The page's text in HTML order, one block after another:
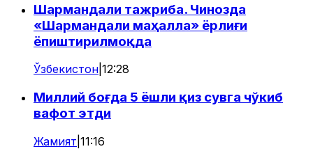
Шармандали тажриба. Чинозда
«Шармандали маҳалла» ёрлиғи
ёпиштирилмоқда
Ўзбекистон 12:28
Миллий боғда 5 ёшли қиз сувга чўкиб
вафот этди
Жамият 11:16